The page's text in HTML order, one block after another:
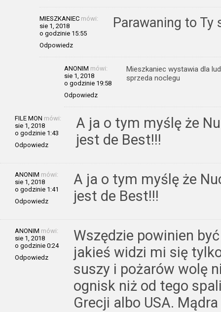
MIESZKANIEC mówi:
sie 1, 2018
o godzinie 15:55
Odpowiedz
Parawaning to Ty
ANONIM mówi:
sie 1, 2018
o godzinie 19:58
Odpowiedz
Mieszkaniec wystawia dla
sprzeda noclegu
FILE MON mówi:
sie 1, 2018
o godzinie 1:43
Odpowiedz
A ja o tym myślę że
jest de Best!!!
ANONIM mówi:
sie 1, 2018
o godzinie 1:41
Odpowiedz
A ja o tym myślę że
jest de Best!!!
ANONIM mówi:
sie 1, 2018
o godzinie 0:24
Odpowiedz
Wszędzie powinien
jakieś widzi mi się
suszy i pożarów wolę
ognisk niż od tego
Grecji albo USA.